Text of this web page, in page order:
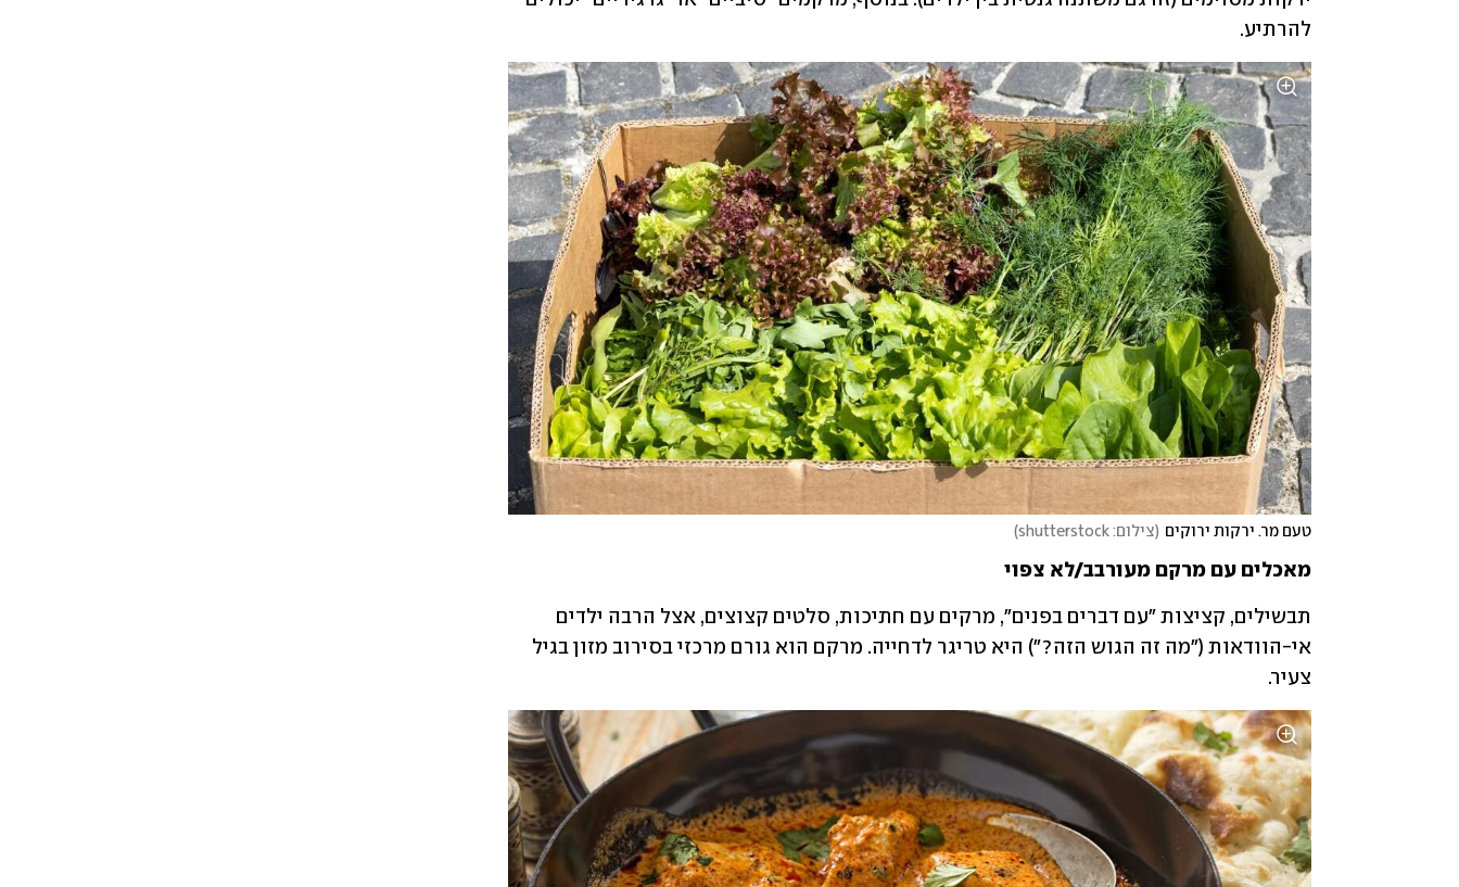
להרתיע.
טעם מר. ירקות ירוקים (צילום: shutterstock )
מאכלים עם מרקם מעורבב/לא צפוי
צעיר.